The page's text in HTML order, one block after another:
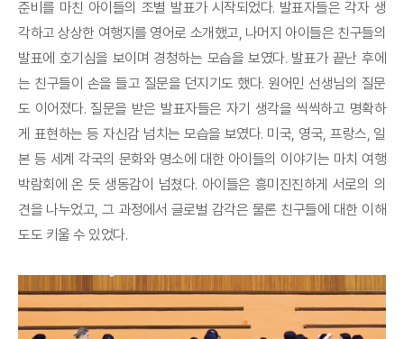
준비를 마친 아이들의 조별 발표가 시작되었다. 발표자들은 각자 생
각하고 상상한 여행지를 영어로 소개했고, 나머지 아이들은 친구들의
발표에 호기심을 보이며 경청하는 모습을 보였다. 발표가 끝난 후에
는 친구들이 손을 들고 질문을 던지기도 했다. 원어민 선생님의 질문
도 이어졌다. 질문을 받은 발표자들은 자기 생각을 씩씩하고 명확하
게 표현하는 등 자신감 넘치는 모습을 보였다. 미국, 영국, 프랑스, 일
본 등 세계 각국의 문화와 명소에 대한 아이들의 이야기는 마치 여행
박람회에 온 듯 생동감이 넘쳤다. 아이들은 흥미진진하게 서로의 의
견을 나누었고, 그 과정에서 글로벌 감각은 물론 친구들에 대한 이해
도도 키울 수 있었다.